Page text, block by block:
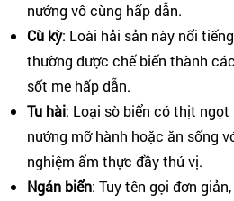
nướng vô cùng hấp dẫn.
Cù kỳ: Loài hải sản này nổi
thường được chế biến thành
sốt me hấp dẫn.
Tu hài: Loại sò biển có thịt
nướng mỡ hành hoặc ăn sống
nghiệm ẩm thực đầy thú vị.
Ngán biển: Tuy tên gọi đơn